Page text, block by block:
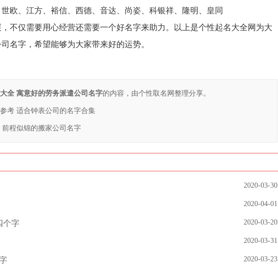
欧、江方、裕信、西德、音达、尚姿、科银祥、隆明、皇同
不仅需要用心经营还需要一个好名字来助力。以上是个性起名大全网为大
名字，希望能够为大家带来好的运势。
全 寓意好的劳务派遣公司名字的内容，由个性取名网整理分享。
考 适合钟表公司的名字合集
程似锦的搬家公司名字
2020-03-30
2020-04-01
2020-03-20
个字
2020-03-31
2020-03-23